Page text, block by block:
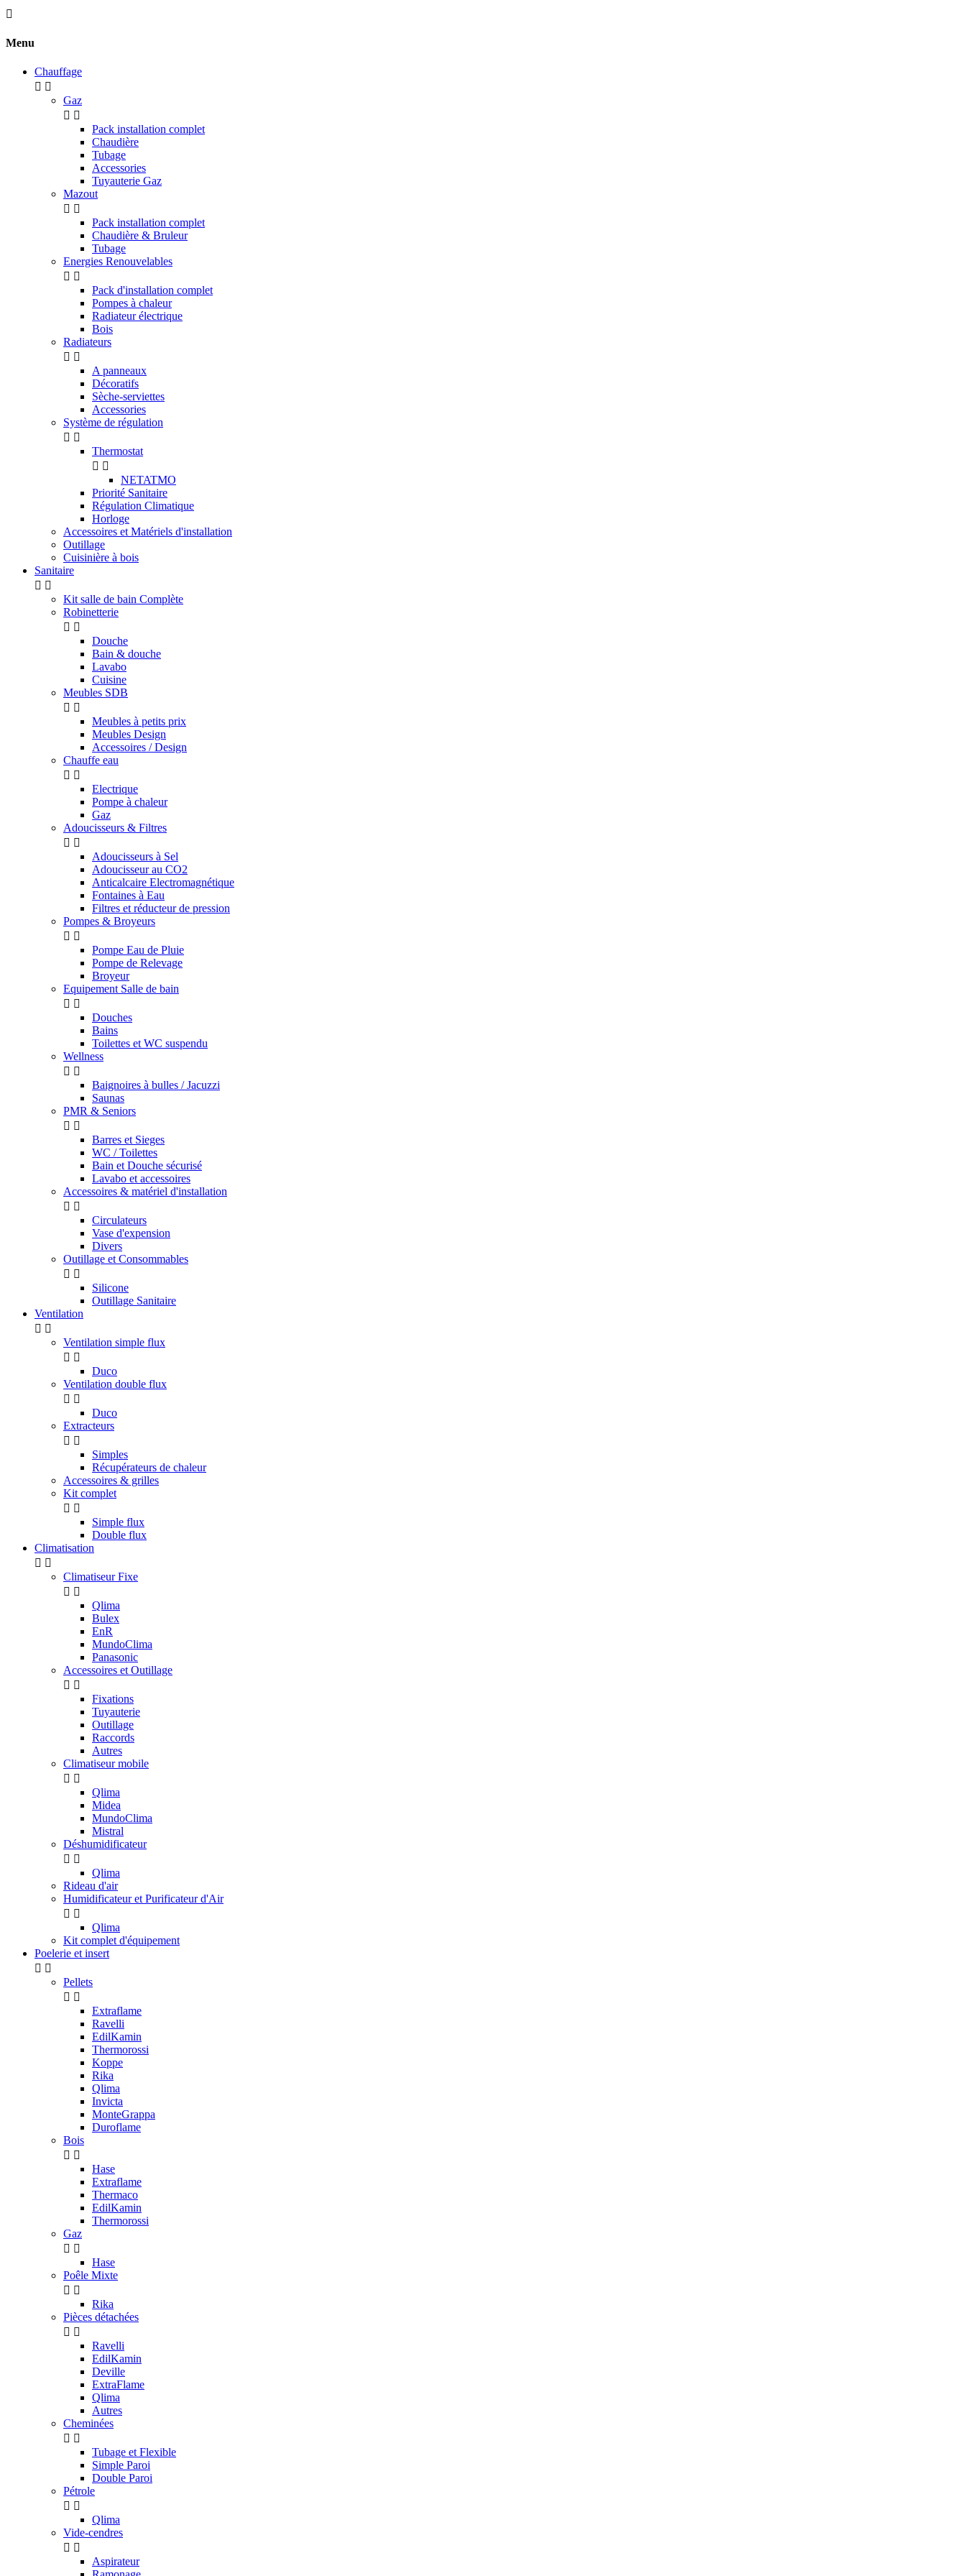

Menu
Chauffage
 
Gaz
 
Pack installation complet
Chaudière
Tubage
Accessories
Tuyauterie Gaz
Mazout
 
Pack installation complet
Chaudière & Bruleur
Tubage
Energies Renouvelables
 
Pack d'installation complet
Pompes à chaleur
Radiateur électrique
Bois
Radiateurs
 
A panneaux
Décoratifs
Sèche-serviettes
Accessories
Système de régulation
 
Thermostat
 
NETATMO
Priorité Sanitaire
Régulation Climatique
Horloge
Accessoires et Matériels d'installation
Outillage
Cuisinière à bois
Sanitaire
 
Kit salle de bain Complète
Robinetterie
 
Douche
Bain & douche
Lavabo
Cuisine
Meubles SDB
 
Meubles à petits prix
Meubles Design
Accessoires / Design
Chauffe eau
 
Electrique
Pompe à chaleur
Gaz
Adoucisseurs & Filtres
 
Adoucisseurs à Sel
Adoucisseur au CO2
Anticalcaire Electromagnétique
Fontaines à Eau
Filtres et réducteur de pression
Pompes & Broyeurs
 
Pompe Eau de Pluie
Pompe de Relevage
Broyeur
Equipement Salle de bain
 
Douches
Bains
Toilettes et WC suspendu
Wellness
 
Baignoires à bulles / Jacuzzi
Saunas
PMR & Seniors
 
Barres et Sieges
WC / Toilettes
Bain et Douche sécurisé
Lavabo et accessoires
Accessoires & matériel d'installation
 
Circulateurs
Vase d'expension
Divers
Outillage et Consommables
 
Silicone
Outillage Sanitaire
Ventilation
 
Ventilation simple flux
 
Duco
Ventilation double flux
 
Duco
Extracteurs
 
Simples
Récupérateurs de chaleur
Accessoires & grilles
Kit complet
 
Simple flux
Double flux
Climatisation
 
Climatiseur Fixe
 
Qlima
Bulex
EnR
MundoClima
Panasonic
Accessoires et Outillage
 
Fixations
Tuyauterie
Outillage
Raccords
Autres
Climatiseur mobile
 
Qlima
Midea
MundoClima
Mistral
Déshumidificateur
 
Qlima
Rideau d'air
Humidificateur et Purificateur d'Air
 
Qlima
Kit complet d'équipement
Poelerie et insert
 
Pellets
 
Extraflame
Ravelli
EdilKamin
Thermorossi
Koppe
Rika
Qlima
Invicta
MonteGrappa
Duroflame
Bois
 
Hase
Extraflame
Thermaco
EdilKamin
Thermorossi
Gaz
 
Hase
Poêle Mixte
 
Rika
Pièces détachées
 
Ravelli
EdilKamin
Deville
ExtraFlame
Qlima
Autres
Cheminées
 
Tubage et Flexible
Simple Paroi
Double Paroi
Pétrole
 
Qlima
Vide-cendres
 
Aspirateur